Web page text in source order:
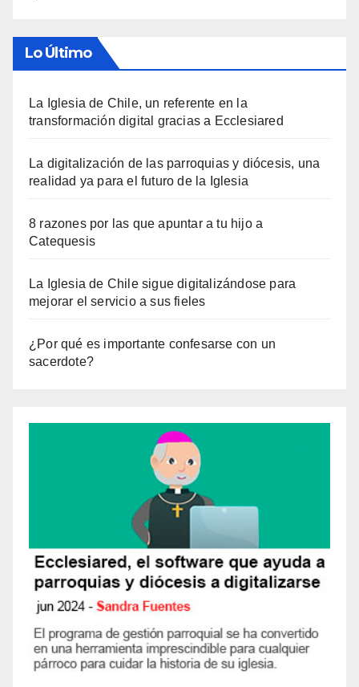
Lo Último
La Iglesia de Chile, un referente en la
transformación digital gracias a Ecclesiared
La digitalización de las parroquias y diócesis, una
realidad ya para el futuro de la Iglesia
8 razones por las que apuntar a tu hijo a
Catequesis
La Iglesia de Chile sigue digitalizándose para
mejorar el servicio a sus fieles
¿Por qué es importante confesarse con un
sacerdote?